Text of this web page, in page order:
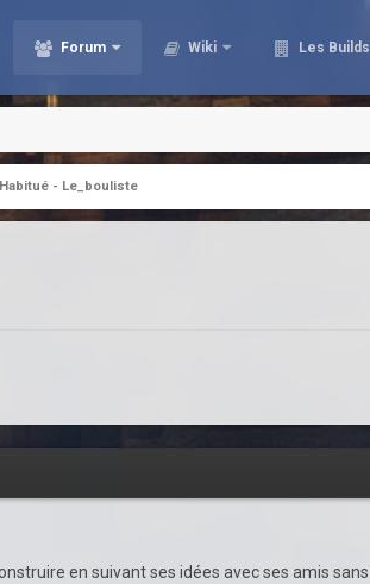
Forum Wiki Les Builds
- Le_bouliste
en suivant ses idées avec ses amis